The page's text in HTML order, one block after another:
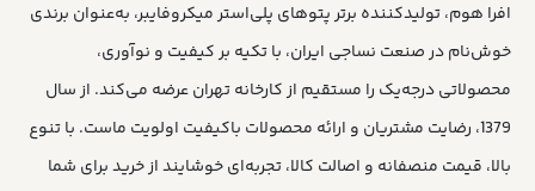
افرا هوم، تولیدکننده برتر پتوهای پلی‌استر میکروفایبر، به‌عنوان برندی
خوش‌نام در صنعت نساجی ایران، با تکیه بر کیفیت و نوآوری،
محصولاتی درجه‌یک را مستقیم از کارخانه تهران عرضه می‌کند. از سال
1379، رضایت مشتریان و ارائه محصولات باکیفیت اولویت ماست. با تنوع
بالا، قیمت منصفانه و اصالت کالا، تجربه‌ای خوشایند از خرید برای شما